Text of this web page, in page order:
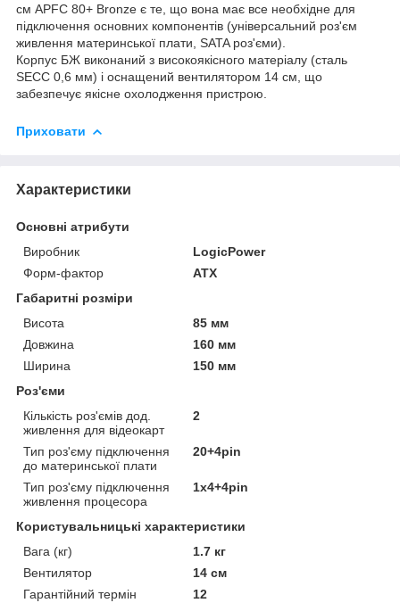
см APFC 80+ Bronze є те, що вона має все необхідне для
підключення основних компонентів (універсальний роз'єм
живлення материнської плати, SATA роз'єми).
Корпус БЖ виконаний з високоякісного матеріалу (сталь
SECC 0,6 мм) і оснащений вентилятором 14 см, що
забезпечує якісне охолодження пристрою.
Приховати
Характеристики
Основні атрибути
Виробник
LogicPower
Форм-фактор
ATX
Габаритні розміри
Висота
85 мм
Довжина
160 мм
Ширина
150 мм
Роз'єми
Кількість роз'ємів дод.
живлення для відеокарт
2
Тип роз'єму підключення
до материнської плати
20+4pin
Тип роз'єму підключення
живлення процесора
1x4+4pin
Користувальницькі характеристики
Вага (кг)
1.7 кг
Вентилятор
14 см
Гарантійний термін
12